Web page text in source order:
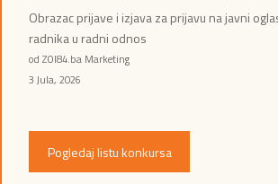
Obrazac prijave i izjava za prijavu na javni
radnika u radni odnos
od ZOI84.ba Marketing
3 Jula, 2026
Pogledaj listu konkursa